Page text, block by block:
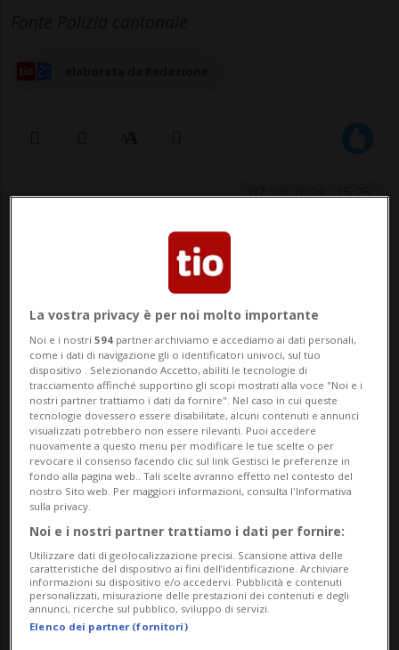
07 set 2024 - 15:25
FORCH - Un ciclista di 78 anni ha riportato
gravi ferite in un incidente avvenuto
venerdì pomeriggio nel villaggio di Forch,
che fa parte del Comune di Küsnacht. Poco
prima delle 14:00 l'uomo stava
percorrendo la Kaltensteinstrasse in
direzione di ...
🔐 Sblocca il nostro archivio
esclusivo!
Sottoscrivi un abbonamentoArchivioper
leggere questo articolo, oppure scegli
MyTioAboper accedere all'archivio e
navigare su sito e app senza pubblicità.
La vostra privacy è per noi molto importante
Noi e i nostri594 partner archiviamo e accediamo ai dati personali,
come i dati di navigazione gli o identificatori univoci, sul tuo
dispositivo . Selezionando Accetto, abiliti le tecnologie di
tracciamento affinché supportino gli scopi mostrati alla voce "Noi e i
nostri partner trattiamo i dati da fornire". Nel caso in cui queste
tecnologie dovessero essere disabilitate, alcuni contenuti e annunci
visualizzati potrebbero non essere rilevanti. Puoi accedere
nuovamente a questo menu per modificare le tue scelte o per
revocare il consenso facendo clic sul link Gestisci le preferenze in
fondo alla pagina web.. Tali scelte avranno effetto nel contesto del
nostro Sito web. Per maggiori informazioni, consulta l'Informativa
sulla privacy.
Noi e i nostri partner trattiamo i dati per fornire:
Utilizzare dati di geolocalizzazione precisi. Scansione attiva delle
caratteristiche del dispositivo ai fini dell’identificazione. Archiviare
informazioni su dispositivo e/o accedervi. Pubblicità e contenuti
personalizzati, misurazione delle prestazioni dei contenuti e degli
annunci, ricerche sul pubblico, sviluppo di servizi.
Elenco dei partner (fornitori)